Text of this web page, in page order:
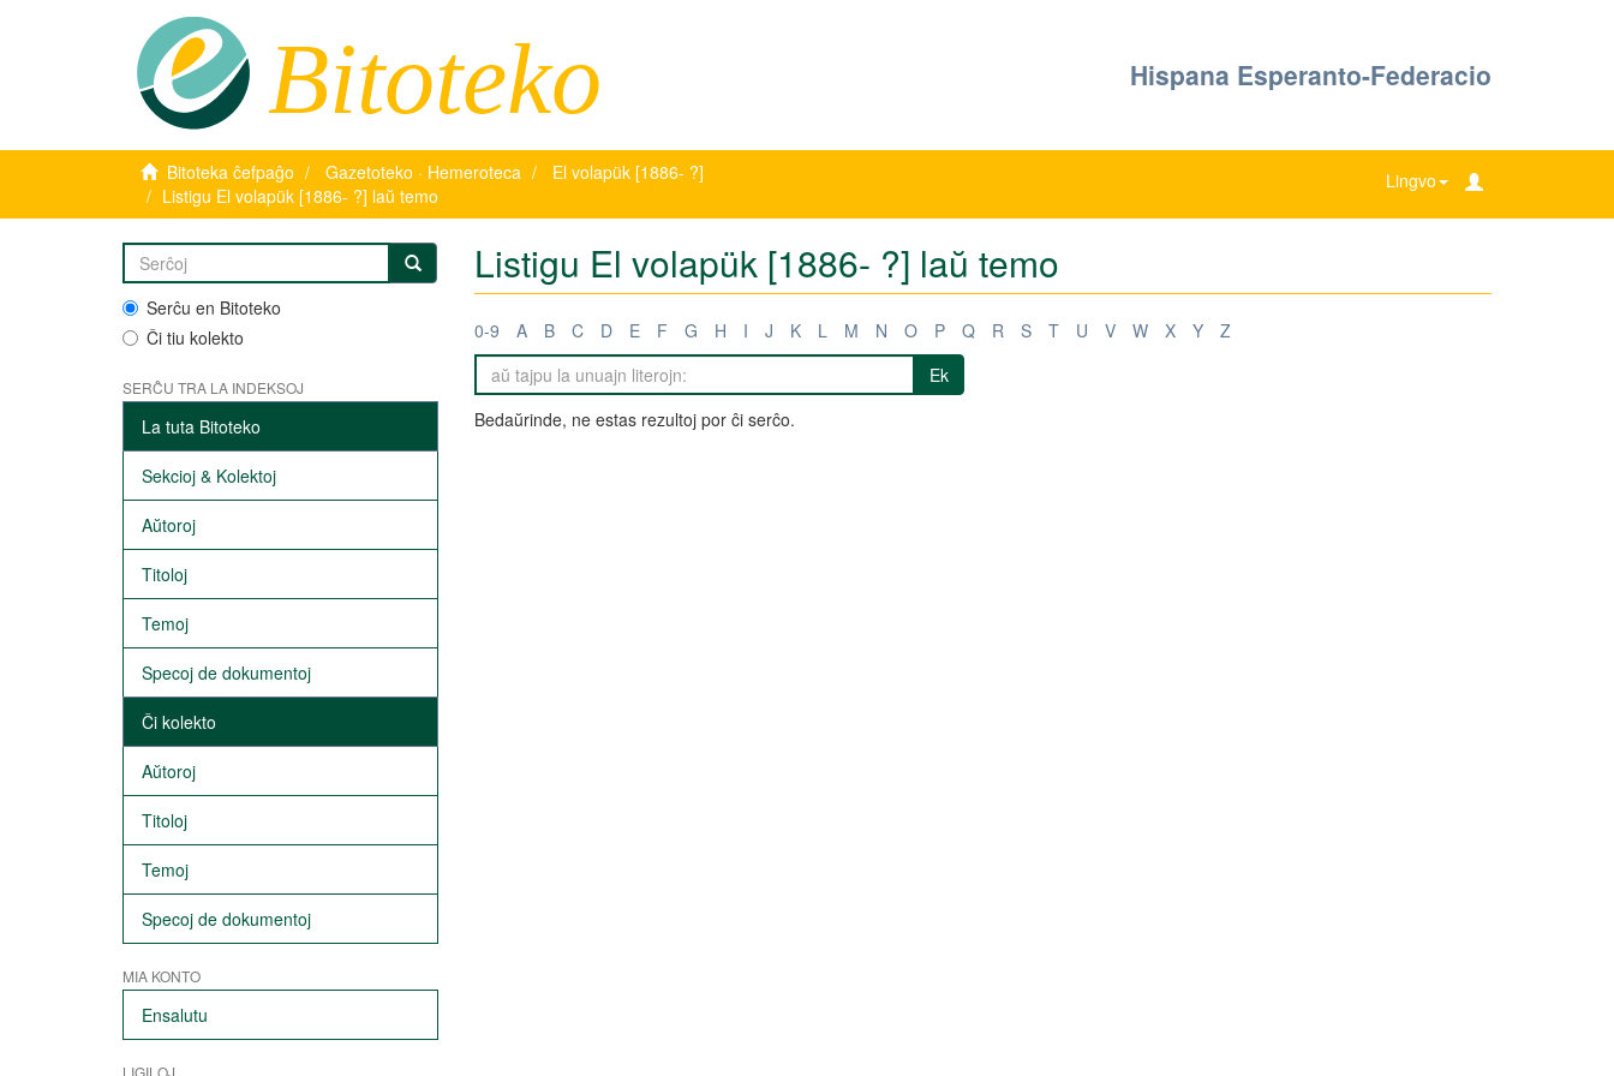
Bitoteko Hispana Esperanto-Federacio
Bitoteka ĉefpaĝo Gazetoteko · Hemeroteca
El volapük [1886- ?]
Listigu El volapük [1886- ?] laŭ temo
Lingvo
Serĉu en Bitoteko
Ĉi tiu kolekto
SERĈU TRA LA INDEKSOJ
La tuta Bitoteko
Sekcioj & Kolektoj
Aŭtoroj
Titoloj
Temoj
Specoj de dokumentoj
Ĉi kolekto
Aŭtoroj
Titoloj
Temoj
Specoj de dokumentoj
MIA KONTO
Ensalutu
LIGILOJ
Listigu El volapük [1886- ?] laŭ temo
0-9 A B C D E F G H I J K L M N O P Q R S T U V W X Y
Z
Ek
Bedaŭrinde, ne estas rezultoj por ĉi serĉo.